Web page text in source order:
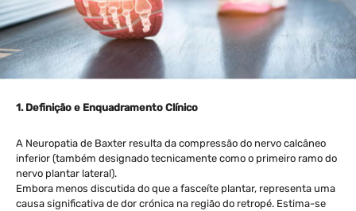
1. Definição e Enquadramento Clínico
A Neuropatia de Baxter resulta da compressão do nervo calcâneo
inferior (também designado tecnicamente como o primeiro ramo do
nervo plantar lateral).
Embora menos discutida do que a fasceíte plantar, representa uma
causa significativa de dor crónica na região do retropé. Estima-se